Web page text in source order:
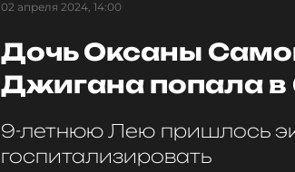
02 апреля 2024, 14:00
Дочь Оксаны
Джигана попала в
9-летнюю Лею пришлось
госпитализировать